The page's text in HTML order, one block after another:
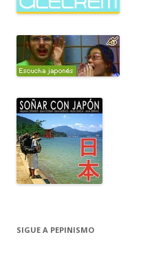
SIGUE A PEPINISMO